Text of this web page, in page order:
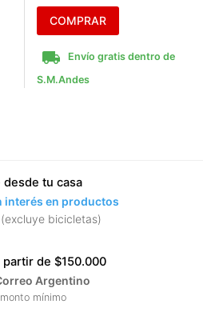
COMPRAR
local_shipping
Envío gratis dentro de
S.M.Andes
tu casa
interés en productos
(excluye bicicletas)
partir de $150.000
Argentino
mínimo